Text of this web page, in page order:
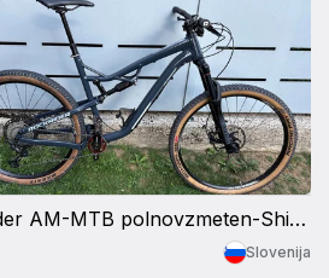
Rockrider AM-MTB polnovzmeten-Shimano XT
Slovenija